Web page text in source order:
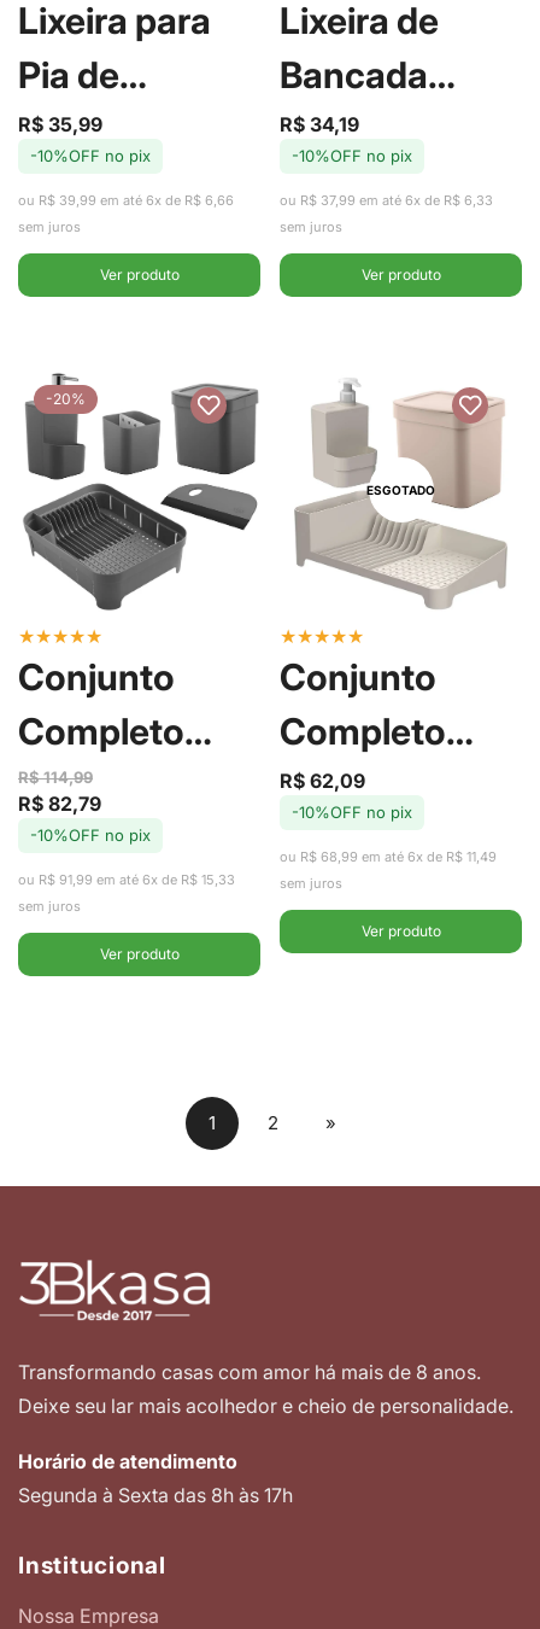
Lixeira para
Pia de
Cozinha Trium
Bege 2,5L -
Ou
Preço
de
R$ 35,99
Preço
regular
-10%OFF no pix
ou R$ 39,99 em até 6x de R$ 6,66
sem juros
Ver produto
Lixeira de
Bancada
Basculante
Bold Preta 1L -
Ou
Preço
de
R$ 34,19
Preço
regular
-10%OFF no pix
ou R$ 37,99 em até 6x de R$ 6,33
sem juros
Ver produto
-20%
★★★★★
Conjunto
Completo
para Pia Trium
com 5 Peças
Chumbo - Ou
Preço
de
R$ 82,79
Preço
regular
R$ 114,99
-10%OFF no pix
ou R$ 91,99 em até 6x de R$ 15,33
sem juros
Ver produto
ESGOTADO
★★★★★
Conjunto
Completo
para Pia Trium
com 3 Peças
Bege - Ou
Preço
de
R$ 62,09
Preço
regular
-10%OFF no pix
ou R$ 68,99 em até 6x de R$ 11,49
sem juros
Ver produto
1 2 »
Transformando casas com amor há mais de 8 anos.
Deixe seu lar mais acolhedor e cheio de personalidade.
Horário de atendimento
Segunda à Sexta das 8h às 17h
Institucional
Nossa Empresa